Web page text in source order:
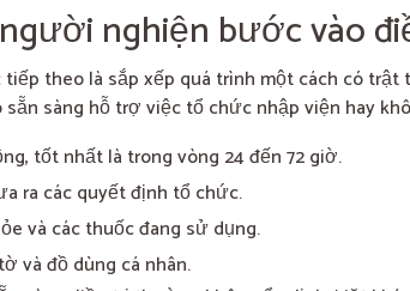
nghiện bước vào
theo là sắp xếp quá trình một cách có
sàng hỗ trợ việc tổ chức nhập viện hay
tốt nhất là trong vòng 24 đến 72 giờ.
ra các quyết định tổ chức.
và các thuốc đang sử dụng.
và đồ dùng cá nhân.